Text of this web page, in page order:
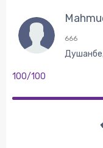
666
100/100